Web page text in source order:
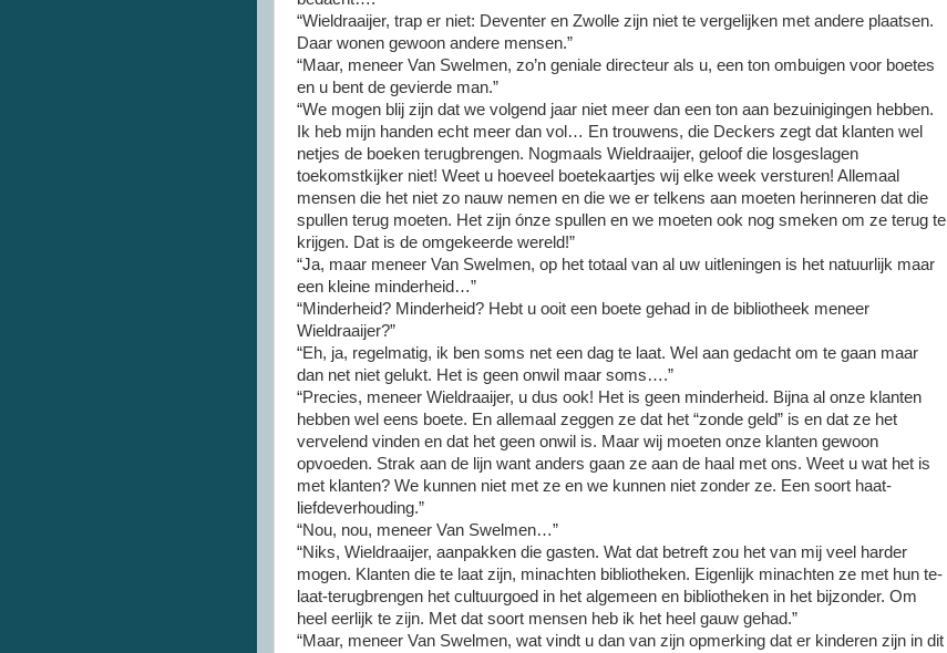
“Wieldraaijer, trap er niet: Deventer en Zwolle zijn niet te vergelijken met andere plaatsen.
Daar wonen gewoon andere mensen.”
“Maar, meneer Van Swelmen, zo’n geniale directeur als u, een ton ombuigen voor boetes
en u bent de gevierde man.”
“We mogen blij zijn dat we volgend jaar niet meer dan een ton aan bezuinigingen hebben.
Ik heb mijn handen echt meer dan vol… En trouwens, die Deckers zegt dat klanten wel
netjes de boeken terugbrengen. Nogmaals Wieldraaijer, geloof die losgeslagen
toekomstkijker niet! Weet u hoeveel boetekaartjes wij elke week versturen! Allemaal
mensen die het niet zo nauw nemen en die we er telkens aan moeten herinneren dat die
spullen terug moeten. Het zijn ónze spullen en we moeten ook nog smeken om ze terug te
krijgen. Dat is de omgekeerde wereld!”
“Ja, maar meneer Van Swelmen, op het totaal van al uw uitleningen is het natuurlijk maar
een kleine minderheid…”
“Minderheid? Minderheid? Hebt u ooit een boete gehad in de bibliotheek meneer
Wieldraaijer?”
“Eh, ja, regelmatig, ik ben soms net een dag te laat. Wel aan gedacht om te gaan maar
dan net niet gelukt. Het is geen onwil maar soms….”
“Precies, meneer Wieldraaijer, u dus ook! Het is geen minderheid. Bijna al onze klanten
hebben wel eens boete. En allemaal zeggen ze dat het “zonde geld” is en dat ze het
vervelend vinden en dat het geen onwil is. Maar wij moeten onze klanten gewoon
opvoeden. Strak aan de lijn want anders gaan ze aan de haal met ons. Weet u wat het is
met klanten? We kunnen niet met ze en we kunnen niet zonder ze. Een soort haat-
liefdeverhouding.”
“Nou, nou, meneer Van Swelmen…”
“Niks, Wieldraaijer, aanpakken die gasten. Wat dat betreft zou het van mij veel harder
mogen. Klanten die te laat zijn, minachten bibliotheken. Eigenlijk minachten ze met hun te-
laat-terugbrengen het cultuurgoed in het algemeen en bibliotheken in het bijzonder. Om
heel eerlijk te zijn. Met dat soort mensen heb ik het heel gauw gehad.”
“Maar, meneer Van Swelmen, wat vindt u dan van zijn opmerking dat er kinderen zijn in dit